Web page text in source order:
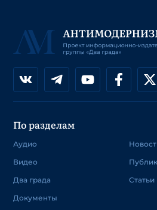
По разделам
Аудио
Видео
Два града
Документы
Статьи